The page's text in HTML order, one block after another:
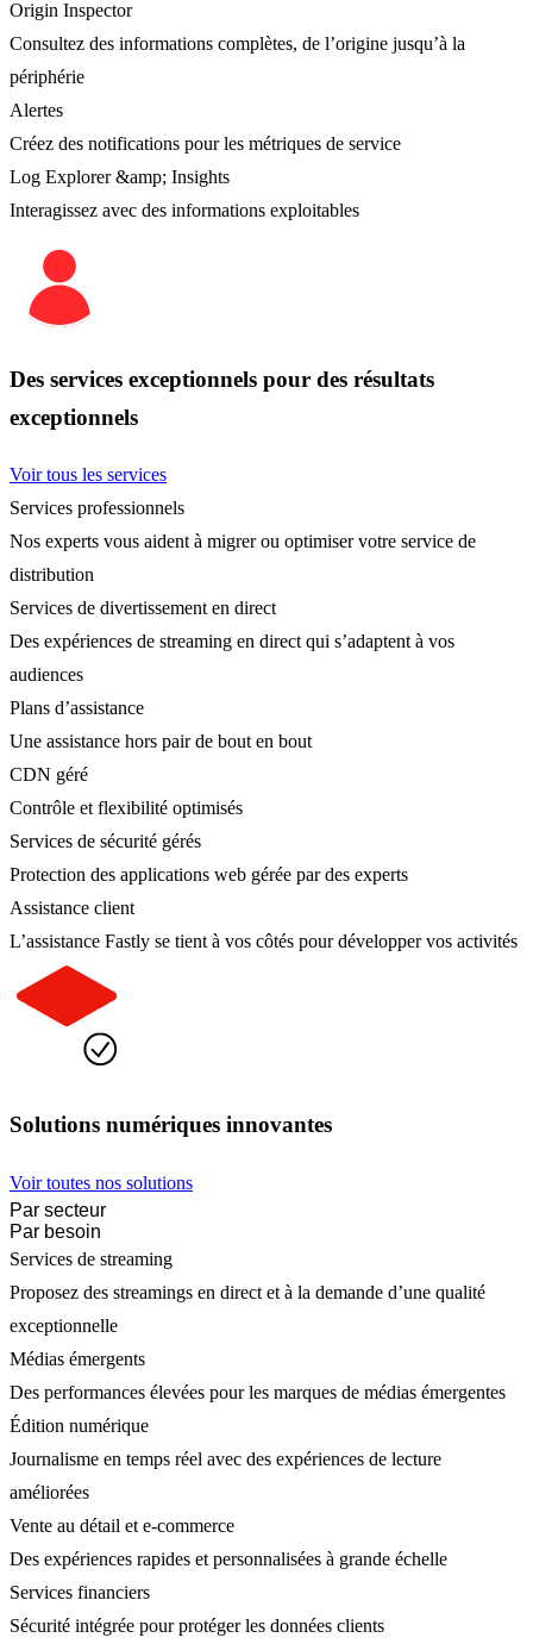
Origin Inspector
Consultez des informations complètes, de l’origine jusqu’à la
périphérie
Alertes
Créez des notifications pour les métriques de service
Log Explorer &amp; Insights
Interagissez avec des informations exploitables
Des services exceptionnels pour des résultats
exceptionnels
Voir tous les services
Services professionnels
Nos experts vous aident à migrer ou optimiser votre service de
distribution
Services de divertissement en direct
Des expériences de streaming en direct qui s’adaptent à vos
audiences
Plans d’assistance
Une assistance hors pair de bout en bout
CDN géré
Contrôle et flexibilité optimisés
Services de sécurité gérés
Protection des applications web gérée par des experts
Assistance client
L’assistance Fastly se tient à vos côtés pour développer vos activités
Solutions numériques innovantes
Voir toutes nos solutions
Par secteur
Par besoin
Services de streaming
Proposez des streamings en direct et à la demande d’une qualité
exceptionnelle
Médias émergents
Des performances élevées pour les marques de médias émergentes
Édition numérique
Journalisme en temps réel avec des expériences de lecture
améliorées
Vente au détail et e-commerce
Des expériences rapides et personnalisées à grande échelle
Services financiers
Sécurité intégrée pour protéger les données clients